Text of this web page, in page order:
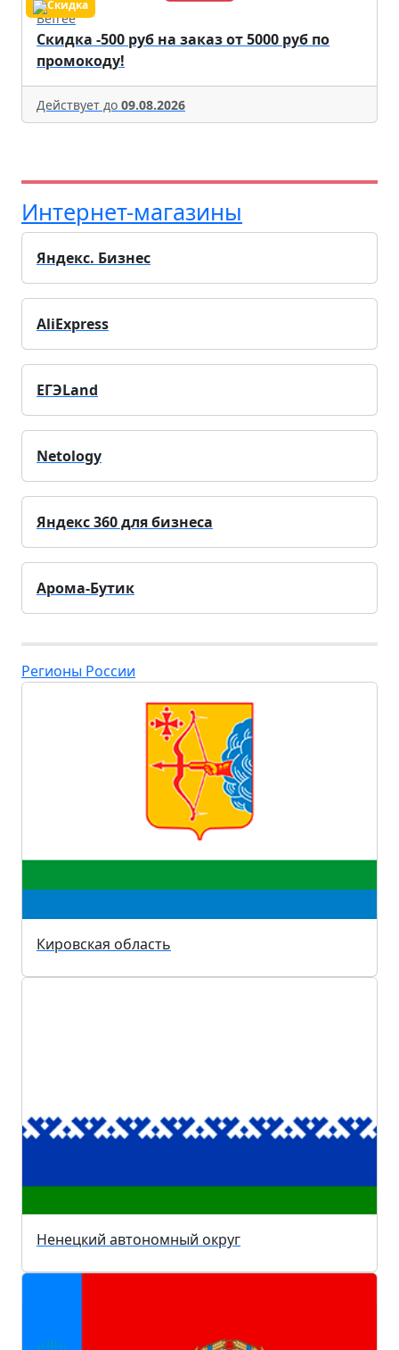
Befree
Скидка -500 руб на заказ от 5000 руб по
промокоду!
Действует до 09.08.2026
Интернет-магазины
Яндекс. Бизнес
AliExpress
ЕГЭLand
Netology
Яндекс 360 для бизнеса
Арома-Бутик
Регионы России
Кировская область
Ненецкий автономный округ